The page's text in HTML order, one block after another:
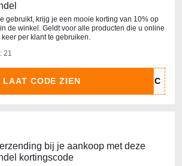
gebruikt, krijg je een mooie korting van 10% op
de winkel. Geldt voor alle producten die u online
per klant te gebruiken.
21
LAAT CODE ZIEN
bij je aankoop met deze
kortingscode